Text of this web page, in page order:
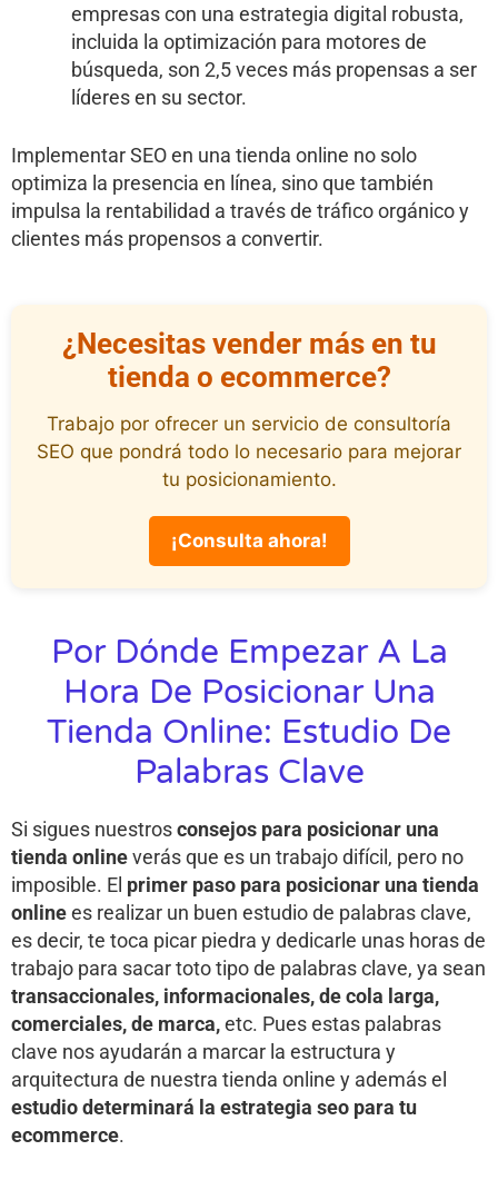
empresas con una estrategia digital robusta,
incluida la optimización para motores de
búsqueda, son 2,5 veces más propensas a ser
líderes en su sector.
Implementar SEO en una tienda online no solo
optimiza la presencia en línea, sino que también
impulsa la rentabilidad a través de tráfico orgánico y
clientes más propensos a convertir.
¿Necesitas vender más en tu
tienda o ecommerce?
Trabajo por ofrecer un servicio de consultoría
SEO que pondrá todo lo necesario para mejorar
tu posicionamiento.
¡Consulta ahora!
Por Dónde Empezar A La
Hora De Posicionar Una
Tienda Online: Estudio De
Palabras Clave
Si sigues nuestrosconsejos para posicionar una
tienda onlineverás que es un trabajo difícil, pero no
imposible. El primer paso para posicionar una tienda
onlinees realizar un buen estudio de palabras clave,
es decir, te toca picar piedra y dedicarle unas horas de
trabajo para sacar toto tipo de palabras clave, ya sean
transaccionales, informacionales, de cola larga,
comerciales, de marca,etc. Pues estas palabras
clave nos ayudarán a marcar la estructura y
arquitectura de nuestra tienda online y además el
estudio determinará la estrategia seo para tu
ecommerce.